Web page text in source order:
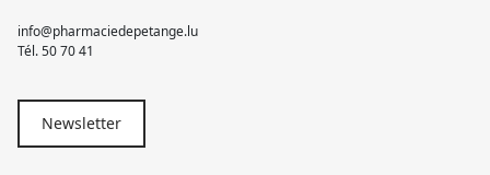
info@pharmaciedepetange.lu
Tél.50 70 41
Newsletter